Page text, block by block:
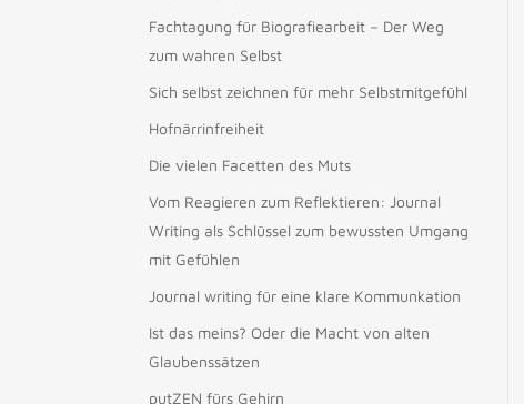
Fachtagung für Biografiearbeit – Der Weg
zum wahren Selbst
Sich selbst zeichnen für mehr Selbstmitgefühl
Hofnärrinfreiheit
Die vielen Facetten des Muts
Vom Reagieren zum Reflektieren: Journal
Writing als Schlüssel zum bewussten Umgang
mit Gefühlen
Journal writing für eine klare Kommunkation
Ist das meins? Oder die Macht von alten
Glaubenssätzen
putZEN fürs Gehirn